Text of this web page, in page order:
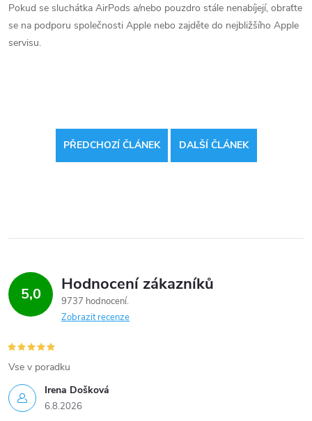
Pokud se sluchátka AirPods a/nebo pouzdro stále nenabíjejí, obraťte
se na podporu společnosti Apple nebo zajděte do nejbližšího Apple
servisu.
PŘEDCHOZÍ ČLÁNEK DALŠÍ ČLÁNEK
5,0 Hodnocení zákazníků
9737 hodnocení
Zobrazit recenze
Irena Došková
6.8.2026
Vse v poradku